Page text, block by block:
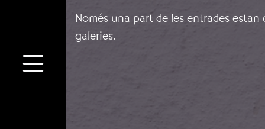
Només una part de les entrades
galeries.